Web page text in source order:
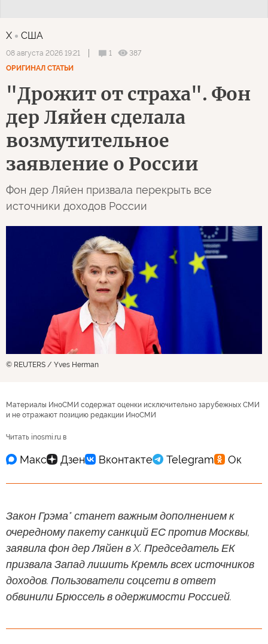
X США
08 августа 2026 19:21 1
387
ОРИГИНАЛ СТАТЬИ
"Дрожит от страха". Фон
дер Ляйен сделала
возмутительное
заявление о России
Фон дер Ляйен призвала перекрыть все
источники доходов России
© REUTERS / Yves Herman
Материалы ИноСМИ содержат оценки исключительно зарубежных СМИ
и не отражают позицию редакции ИноСМИ
Читать inosmi.ru в
Закон Грэма* станет важным дополнением к
очередному пакету санкций ЕС против Москвы,
заявила фон дер Ляйен в X. Председатель ЕК
призвала Запад лишить Кремль всех источников
доходов. Пользователи соцсети в ответ
обвинили Брюссель в одержимости Россией.